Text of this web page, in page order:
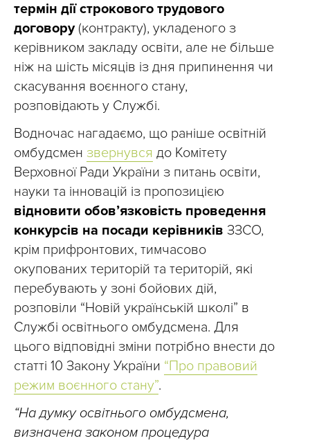
термін дії строкового трудового
договору (контракту), укладеного з
керівником закладу освіти, але не більше
ніж на шість місяців із дня припинення чи
скасування воєнного стану,
розповідають у Службі.
Водночас нагадаємо, що раніше освітній
омбудсмен звернувся до Комітету
Верховної Ради України з питань освіти,
науки та інновацій із пропозицією
відновити обов’язковість проведення
конкурсів на посади керівників ЗЗСО,
крім прифронтових, тимчасово
окупованих територій та територій, які
перебувають у зоні бойових дій,
розповіли “Новій українській школі” в
Службі освітнього омбудсмена. Для
цього відповідні зміни потрібно внести до
статті 10 Закону України “Про правовий
режим воєнного стану”.
“На думку освітнього омбудсмена,
визначена законом процедура